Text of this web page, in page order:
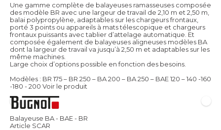
Une gamme complète de balayeuses ramasseuses composée
des modèle BR avec une largeur de travail de 2,10 m et 2,50 m,
balai polypropylène, adaptables sur les chargeurs frontaux,
porté 3 points ou appareils à mats télescopique et chargeurs
frontaux puissants avec tablier d’attelage automatique. Et
composée également de balayeuses aligneuses modèles BA
dont la largeur de travail va jusqu’à 2,50 m et adaptables sur les
même machines.
Large choix d’options possible en fonction des besoins.
Modèles : BR 175 – BR 250 – BA 200 – BA 250 – BAE 120 – 140 -160
-180 - 200 Voir le produit
Balayeuse BA - BAE - BR
Article SCAR